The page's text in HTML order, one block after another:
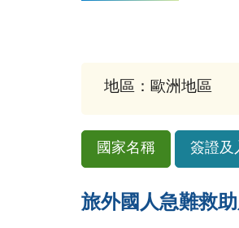
地區：歐洲地區
國家名稱 簽證及
旅外國人急難救